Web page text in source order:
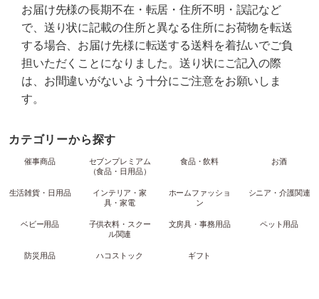
お届け先様の長期不在・転居・住所不明・誤記など
で、送り状に記載の住所と異なる住所にお荷物を転送
する場合、お届け先様に転送する送料を着払いでご負
担いただくことになりました。送り状にご記入の際
は、お間違いがないよう十分にご注意をお願いしま
す。
カテゴリーから探す
催事商品
セブンプレミアム
（食品・日用品）
食品・飲料 お酒
生活雑貨・日用品
インテリア・家
具・家電
ホームファッショ
ン
シニア・介護関連
ベビー用品
子供衣料・スクー
ル関連
文房具・事務用品 ペット用品
防災用品 ハコストック ギフト